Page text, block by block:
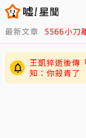
最新文章 5566小刀
王凱猝逝後傳
知：你殺青了